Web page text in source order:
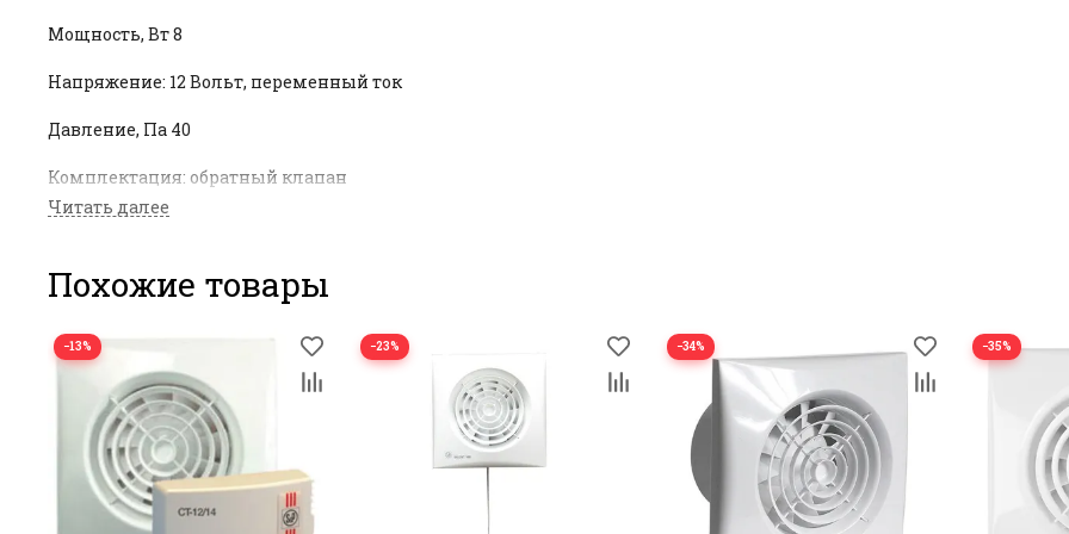
Мощность, Вт 8
Напряжение: 12 Вольт, переменный ток
Давление, Па 40
Комплектация: обратный клапан
Класс безопасности IP57
Частота вращения (об\мин), 2320
Вес : 0,57 кг.
Модель разработана специально для душевыз кабин и ванных комнат. Напряжение питания вентилятора
Похожие товары
−13% −23% −34% −35%